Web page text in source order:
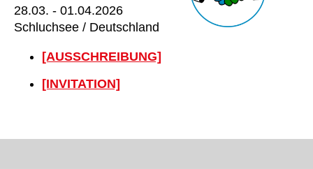
28.03. - 01.04.2026
Schluchsee / Deutschland
[AUSSCHREIBUNG]
[INVITATION]